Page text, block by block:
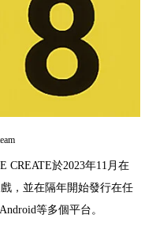
CREATE於2023年11月在
，並在隔年開始發行在任
等多個平台。